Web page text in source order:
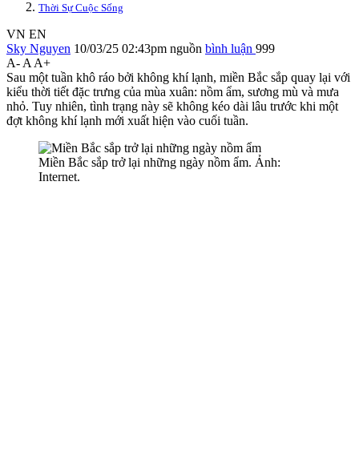
Thời Sự Cuộc Sống
VN EN
Sky Nguyen 10/03/25 02:43pm nguồn bình luận 999
A- A A+
Sau một tuần khô ráo bởi không khí lạnh, miền Bắc sắp quay lại với
kiểu thời tiết đặc trưng của mùa xuân: nồm ẩm, sương mù và mưa
nhỏ. Tuy nhiên, tình trạng này sẽ không kéo dài lâu trước khi một
đợt không khí lạnh mới xuất hiện vào cuối tuần.
Miền Bắc sắp trở lại những ngày nồm ẩm. Ảnh:
Internet.